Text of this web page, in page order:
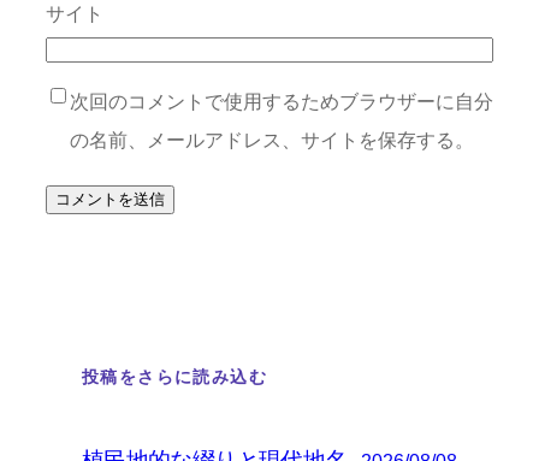
サイト
次回のコメントで使用するためブラウザーに自分
の名前、メールアドレス、サイトを保存する。
投稿をさらに読み込む